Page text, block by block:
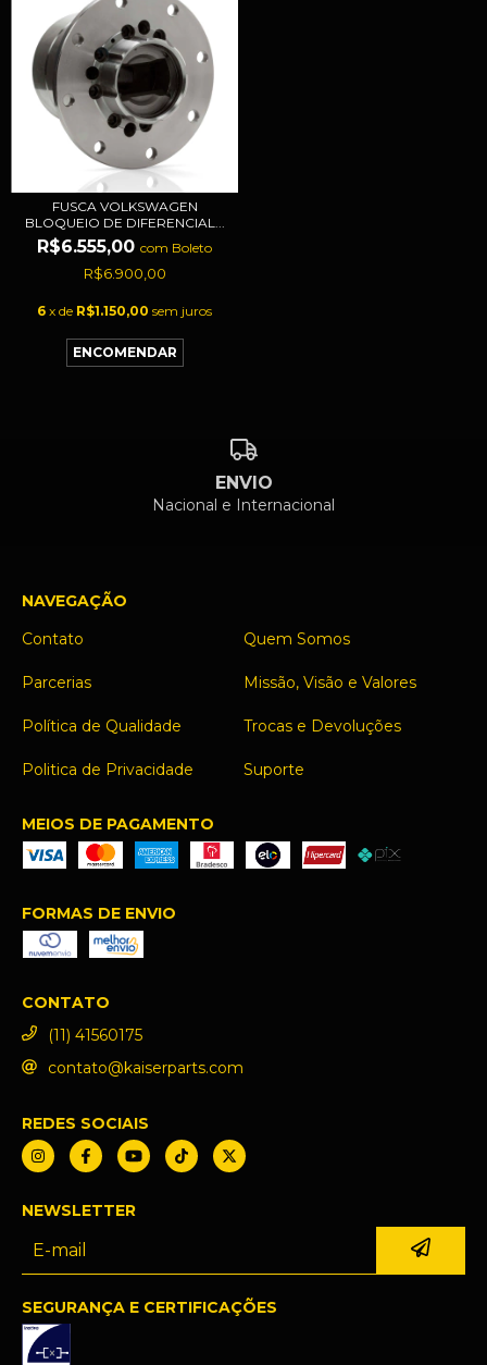
FUSCA VOLKSWAGEN
BLOQUEIO DE DIFERENCIAL...
R$6.555,00 com Boleto
R$6.900,00
6 x de R$1.150,00 sem juros
ENVIO
Nacional e Internacional
NAVEGAÇÃO
Contato
Quem Somos
Parcerias Missão, Visão e Valores
Política de Qualidade Trocas e Devoluções
Politica de Privacidade Suporte
MEIOS DE PAGAMENTO
FORMAS DE ENVIO
CONTATO
(11) 41560175
contato@kaiserparts.com
REDES SOCIAIS
NEWSLETTER
SEGURANÇA E CERTIFICAÇÕES